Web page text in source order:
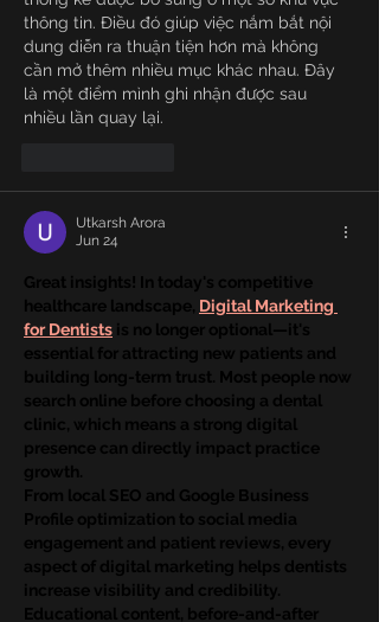
thông tin. Điều đó giúp việc nắm bắt nội
dung diễn ra thuận tiện hơn mà không
cần mở thêm nhiều mục khác nhau. Đây
là một điểm mình ghi nhận được sau
nhiều lần quay lại.
Utkarsh Arora
Jun 24
Great insights! In today's competitive
healthcare landscape, Digital Marketing
for Dentists is no longer optional—it's
essential for attracting new patients and
building long-term trust. Most people now
search online before choosing a dental
clinic, which means a strong digital
presence can directly impact practice
growth.
From local SEO and Google Business
Profile optimization to social media
engagement and patient reviews, every
aspect of digital marketing helps dentists
increase visibility and credibility.
Educational content, before-and-after